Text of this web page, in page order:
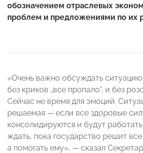
обозначением отраслевых
проблем и предложениями по их
«Очень важно обсуждать
без криков „все пропало“, и без
Сейчас не время для эмоций.
решаемая — если все здоровые
консолидируются и будут
ждать, пока государство решит
а помогать ему», — сказал